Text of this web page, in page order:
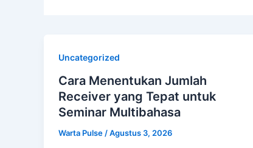
Uncategorized
Cara Menentukan Jumlah
Receiver yang Tepat untuk
Seminar Multibahasa
Warta Pulse /Agustus 3, 2026